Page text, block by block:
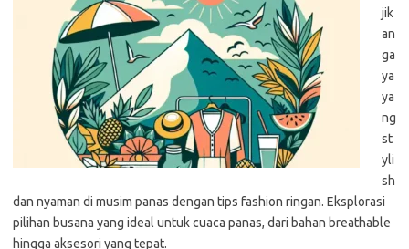
jik
an
ga
ya
ya
ng
st
yli
sh
dan nyaman di musim panas dengan tips fashion ringan. Eksplorasi
pilihan busana yang ideal untuk cuaca panas, dari bahan breathable
hingga aksesori yang tepat.